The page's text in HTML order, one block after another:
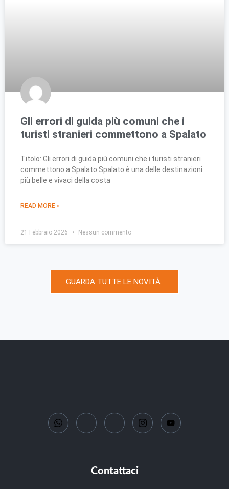
Gli errori di guida più comuni che i
turisti stranieri commettono a Spalato
Titolo: Gli errori di guida più comuni che i turisti stranieri
commettono a Spalato Spalato è una delle destinazioni
più belle e vivaci della costa
READ MORE »
21 Febbraio 2026 Nessun commento
GUARDA TUTTE LE NOVITÀ
Contattaci